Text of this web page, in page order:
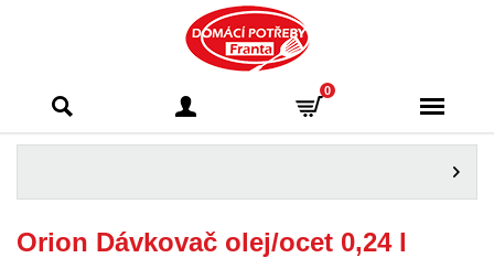
Franta - Příbram
0
Orion Dávkovač olej/ocet 0,24 l